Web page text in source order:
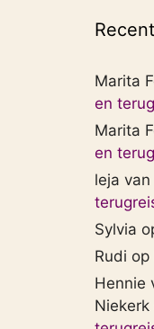
Marita
en
Marita
en
leja van
Sylvia
Rudi op
Hennie
Niekerk